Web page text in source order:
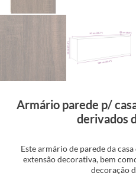
Armário parede p/
derivados
Este armário de parede da
extensão decorativa, bem
decoração